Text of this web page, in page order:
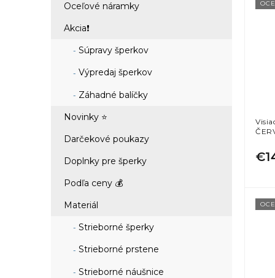
Oceľové náramky
Akcia❗
Súpravy šperkov
Výpredaj šperkov
Záhadné balíčky
Novinky ⭐
Darčekové poukazy
Doplnky pre šperky
Podľa ceny 💰
Materiál
Strieborné šperky
Strieborné prstene
Strieborné náušnice